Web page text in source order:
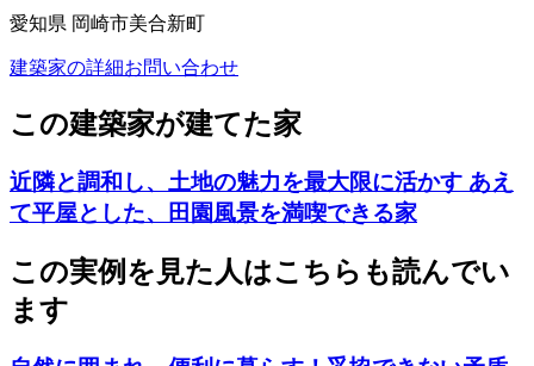
愛知県 岡崎市美合新町
建築家の詳細お問い合わせ
この建築家が建てた家
近隣と調和し、土地の魅力を最大限に活かす あえ
て平屋とした、田園風景を満喫できる家
この実例を見た人はこちらも読んでい
ます